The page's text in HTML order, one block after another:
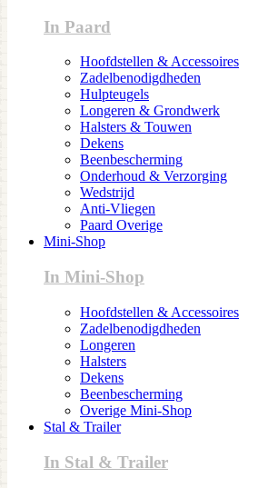
In Paard
Hoofdstellen & Accessoires
Zadelbenodigdheden
Hulpteugels
Longeren & Grondwerk
Halsters & Touwen
Dekens
Beenbescherming
Onderhoud & Verzorging
Wedstrijd
Anti-Vliegen
Paard Overige
Mini-Shop
In Mini-Shop
Hoofdstellen & Accessoires
Zadelbenodigdheden
Longeren
Halsters
Dekens
Beenbescherming
Overige Mini-Shop
Stal & Trailer
In Stal & Trailer